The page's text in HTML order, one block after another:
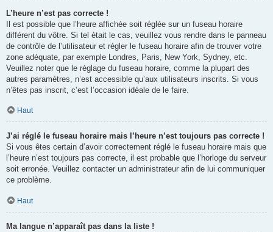
L’heure n’est pas correcte !
Il est possible que l’heure affichée soit réglée sur un fuseau horaire
différent du vôtre. Si tel était le cas, veuillez vous rendre dans le panneau
de contrôle de l’utilisateur et régler le fuseau horaire afin de trouver votre
zone adéquate, par exemple Londres, Paris, New York, Sydney, etc.
Veuillez noter que le réglage du fuseau horaire, comme la plupart des
autres paramètres, n’est accessible qu’aux utilisateurs inscrits. Si vous
n’êtes pas inscrit, c’est l’occasion idéale de le faire.
Haut
J’ai réglé le fuseau horaire mais l’heure n’est toujours pas correcte !
Si vous êtes certain d’avoir correctement réglé le fuseau horaire mais que
l’heure n’est toujours pas correcte, il est probable que l’horloge du serveur
soit erronée. Veuillez contacter un administrateur afin de lui communiquer
ce problème.
Haut
Ma langue n’apparaît pas dans la liste !